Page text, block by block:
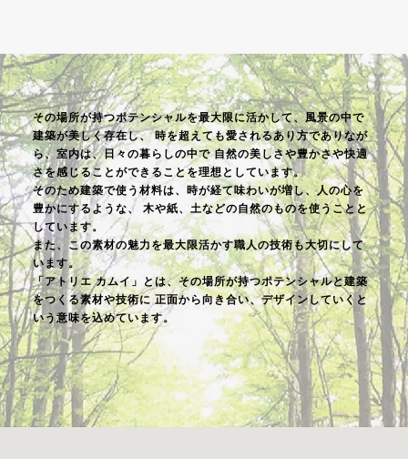
その場所が持つポテンシャルを最大限に活かして、風景の中で
建築が美しく存在し、時を超えても愛されるあり方でありなが
ら、室内は、日々の暮らしの中で自然の美しさや豊かさや快適
さを感じることができることを理想としています。
そのため建築で使う材料は、時が経て味わいが増し、人の心を
豊かにするような、 木や紙、土などの自然のものを使うことと
しています。
また、この素材の魅力を最大限活かす職人の技術も大切にして
います。
「アトリエ カムイ」とは、その場所が持つポテンシャルと建築
をつくる素材や技術に 正面から向き合い、デザインしていくと
いう意味を込めています。